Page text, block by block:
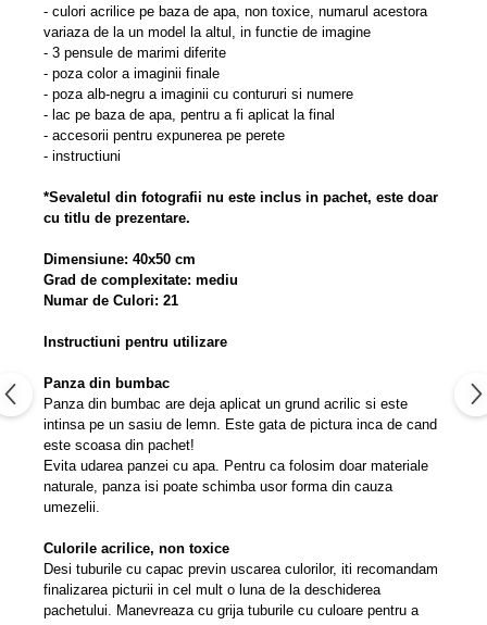
- culori acrilice pe baza de apa, non toxice, numarul acestora
variaza de la un model la altul, in functie de imagine
- 3 pensule de marimi diferite
- poza color a imaginii finale
- poza alb-negru a imaginii cu contururi si numere
- lac pe baza de apa, pentru a fi aplicat la final
- accesorii pentru expunerea pe perete
- instructiuni
*Sevaletul din fotografii nu este inclus in pachet, este doar
cu titlu de prezentare.
Dimensiune: 40x50 cm
Grad de complexitate: mediu
Numar de Culori: 21
Instructiuni pentru utilizare
Panza din bumbac
Panza din bumbac are deja aplicat un grund acrilic si este
intinsa pe un sasiu de lemn. Este gata de pictura inca de cand
este scoasa din pachet!
Evita udarea panzei cu apa. Pentru ca folosim doar materiale
naturale, panza isi poate schimba usor forma din cauza
umezelii.
Culorile acrilice, non toxice
Desi tuburile cu capac previn uscarea culorilor, iti recomandam
finalizarea picturii in cel mult o luna de la deschiderea
pachetului. Manevreaza cu grija tuburile cu culoare pentru a